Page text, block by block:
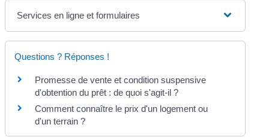
Services en ligne et formulaires
Questions ? Réponses !
Promesse de vente et condition suspensive
d'obtention du prêt : de quoi s'agit-il ?
Comment connaître le prix d'un logement ou
d'un terrain ?